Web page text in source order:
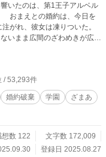
いたのは、第1王子アルベル
いまま広間のざわめきが広が
として教育を受けてきたロー
き放されたのだ。 アル
ク髪の少女ミーアを差し置
は目を潤ませ、か細い声で応
摘し、アーサーやマッスルと
た。 ローゼは必死
の視線と群衆の圧力の前に
。広間には王子を讃える喝采
/ 53,293件
婚約破棄 学園
ざまあ
想数 122
文字数 172,009
登録日 2025.08.27